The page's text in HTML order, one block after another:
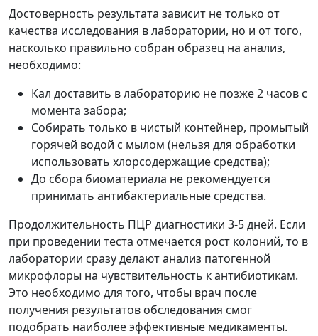
Достоверность результата зависит не только от
качества исследования в лаборатории, но и от того,
насколько правильно собран образец на анализ,
необходимо:
Кал доставить в лабораторию не позже 2 часов с
момента забора;
Собирать только в чистый контейнер, промытый
горячей водой с мылом (нельзя для обработки
использовать хлорсодержащие средства);
До сбора биоматериала не рекомендуется
принимать антибактериальные средства.
Продолжительность ПЦР диагностики 3-5 дней. Если
при проведении теста отмечается рост колоний, то в
лаборатории сразу делают анализ патогенной
микрофлоры на чувствительность к антибиотикам.
Это необходимо для того, чтобы врач после
получения результатов обследования смог
подобрать наиболее эффективные медикаменты.